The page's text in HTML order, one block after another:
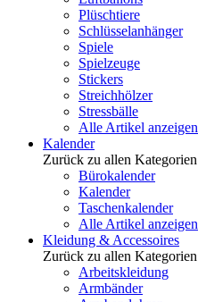
Plüschtiere
Schlüsselanhänger
Spiele
Spielzeuge
Stickers
Streichhölzer
Stressbälle
Alle Artikel anzeigen
Kalender
Zurück zu allen Kategorien
Bürokalender
Kalender
Taschenkalender
Alle Artikel anzeigen
Kleidung & Accessoires
Zurück zu allen Kategorien
Arbeitskleidung
Armbänder